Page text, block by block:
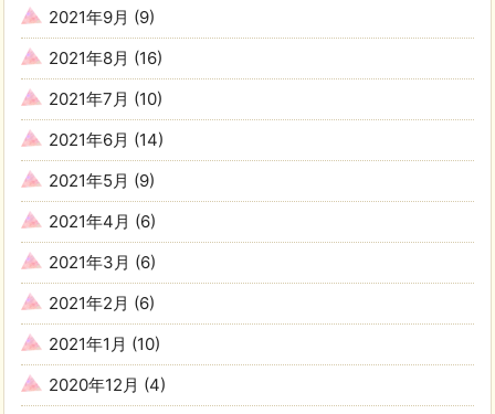
2021年9月 (9)
2021年8月 (16)
2021年7月 (10)
2021年6月 (14)
2021年5月 (9)
2021年4月 (6)
2021年3月 (6)
2021年2月 (6)
2021年1月 (10)
2020年12月 (4)